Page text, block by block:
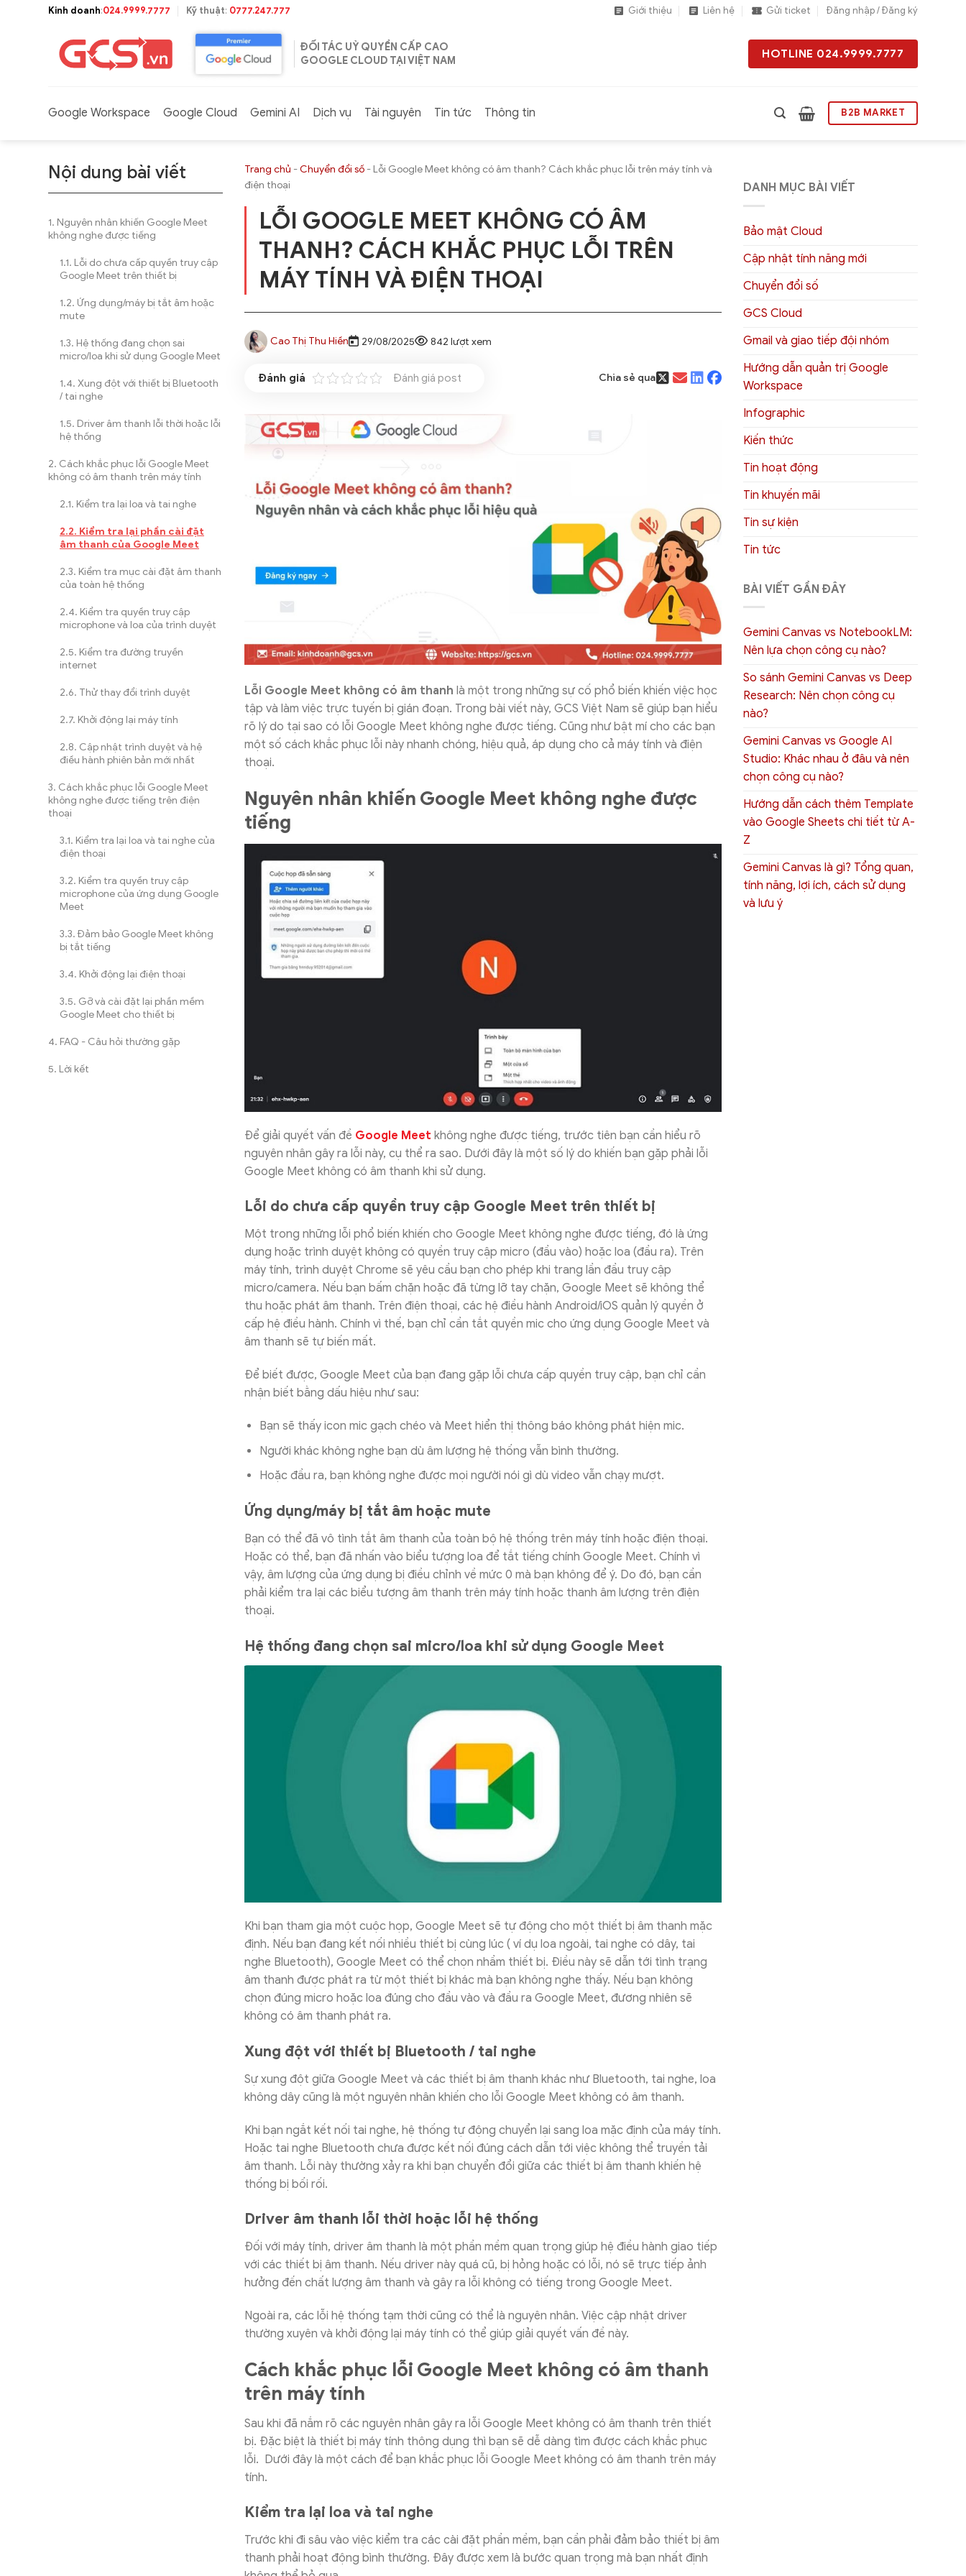
Kinh doanh:024.9999.7777 Kỹ thuật: 0777.247.777 Giới thiệu Liên hệ Gửi ticket Đăng nhập / Đăng ký
ĐỐI TÁC UỶ QUYỀN CẤP CAO
GOOGLE CLOUD TẠI VIỆT NAM
HOTLINE 024.9999.7777
Google Workspace Google Cloud Gemini AI Dịch vụ Tài nguyên Tin tức Thông tin B2B MARKET
Nội dung bài viết
Nguyên nhân khiến Google Meet
không nghe được tiếng
Lỗi do chưa cấp quyền truy cập
Google Meet trên thiết bị
Ứng dụng/máy bị tắt âm hoặc
mute
Hệ thống đang chọn sai
micro/loa khi sử dụng Google Meet
Xung đột với thiết bị Bluetooth
/ tai nghe
Driver âm thanh lỗi thời hoặc lỗi
hệ thống
Cách khắc phục lỗi Google Meet
không có âm thanh trên máy tính
Kiểm tra lại loa và tai nghe
Kiểm tra lại phần cài đặt
âm thanh của Google Meet
Kiểm tra mục cài đặt âm thanh
của toàn hệ thống
Kiểm tra quyền truy cập
microphone và loa của trình duyệt
Kiểm tra đường truyền
internet
Thử thay đổi trình duyệt
Khởi động lại máy tính
Cập nhật trình duyệt và hệ
điều hành phiên bản mới nhất
Cách khắc phục lỗi Google Meet
không nghe được tiếng trên điện
thoại
Kiểm tra lại loa và tai nghe của
điện thoại
Kiểm tra quyền truy cập
microphone của ứng dụng Google
Meet
Đảm bảo Google Meet không
bị tắt tiếng
Khởi động lại điện thoại
Gỡ và cài đặt lại phần mềm
Google Meet cho thiết bị
FAQ - Câu hỏi thường gặp
Lời kết
Trang chủ -Chuyển đổi số-Lỗi Google Meet không có âm thanh? Cách khắc phục lỗi trên máy tính và
điện thoại
LỖI GOOGLE MEET KHÔNG CÓ ÂM
THANH? CÁCH KHẮC PHỤC LỖI TRÊN
MÁY TÍNH VÀ ĐIỆN THOẠI
Cao Thị Thu Hiền 29/08/2025 842 lượt xem
Đánh giá post Chia sẻ qua
Lỗi Google Meet không có âm thanh là một trong những sự cố phổ biến khiến việc học
tập và làm việc trực tuyến bị gián đoạn. Trong bài viết này, GCS Việt Nam sẽ giúp bạn hiểu
rõ lý do tại sao có lỗi Google Meet không nghe được tiếng. Cũng như bật mí cho các bạn
một số cách khắc phục lỗi này nhanh chóng, hiệu quả, áp dụng cho cả máy tính và điện
thoại.
Nguyên nhân khiến Google Meet không nghe được
tiếng
Để giải quyết vấn đề Google Meet không nghe được tiếng, trước tiên bạn cần hiểu rõ
nguyên nhân gây ra lỗi này, cụ thể ra sao. Dưới đây là một số lý do khiến bạn gặp phải lỗi
Google Meet không có âm thanh khi sử dụng.
Lỗi do chưa cấp quyền truy cập Google Meet trên thiết bị
Một trong những lỗi phổ biến khiến cho Google Meet không nghe được tiếng, đó là ứng
dụng hoặc trình duyệt không có quyền truy cập micro (đầu vào) hoặc loa (đầu ra). Trên
máy tính, trình duyệt Chrome sẽ yêu cầu bạn cho phép khi trang lần đầu truy cập
micro/camera. Nếu bạn bấm chặn hoặc đã từng lỡ tay chặn, Google Meet sẽ không thể
thu hoặc phát âm thanh. Trên điện thoại, các hệ điều hành Android/iOS quản lý quyền ở
cấp hệ điều hành. Chính vì thế, bạn chỉ cần tắt quyền mic cho ứng dụng Google Meet và
âm thanh sẽ tự biến mất.
Để biết được, Google Meet của bạn đang gặp lỗi chưa cấp quyền truy cập, bạn chỉ cần
nhận biết bằng dấu hiệu như sau:
Bạn sẽ thấy icon mic gạch chéo và Meet hiển thị thông báo không phát hiện mic.
Người khác không nghe bạn dù âm lượng hệ thống vẫn bình thường.
Hoặc đầu ra, bạn không nghe được mọi người nói gì dù video vẫn chạy mượt.
Ứng dụng/máy bị tắt âm hoặc mute
Bạn có thể đã vô tình tắt âm thanh của toàn bộ hệ thống trên máy tính hoặc điện thoại.
Hoặc có thể, bạn đã nhấn vào biểu tượng loa để tắt tiếng chính Google Meet. Chính vì
vậy, âm lượng của ứng dụng bị điều chỉnh về mức 0 mà bạn không để ý. Do đó, bạn cần
phải kiểm tra lại các biểu tượng âm thanh trên máy tính hoặc thanh âm lượng trên điện
thoại.
Hệ thống đang chọn sai micro/loa khi sử dụng Google Meet
Khi bạn tham gia một cuộc họp, Google Meet sẽ tự động cho một thiết bị âm thanh mặc
định. Nếu bạn đang kết nối nhiều thiết bị cùng lúc ( ví dụ loa ngoài, tai nghe có dây, tai
nghe Bluetooth), Google Meet có thể chọn nhầm thiết bị. Điều này sẽ dẫn tới tình trạng
âm thanh được phát ra từ một thiết bị khác mà bạn không nghe thấy. Nếu bạn không
chọn đúng micro hoặc loa đúng cho đầu vào và đầu ra Google Meet, đương nhiên sẽ
không có âm thanh phát ra.
Xung đột với thiết bị Bluetooth / tai nghe
Sự xung đột giữa Google Meet và các thiết bị âm thanh khác như Bluetooth, tai nghe, loa
không dây cũng là một nguyên nhân khiến cho lỗi Google Meet không có âm thanh.
Khi bạn ngắt kết nối tai nghe, hệ thống tự động chuyển lại sang loa mặc định của máy tính.
Hoặc tai nghe Bluetooth chưa được kết nối đúng cách dẫn tới việc không thể truyền tải
âm thanh. Lỗi này thường xảy ra khi bạn chuyển đổi giữa các thiết bị âm thanh khiến hệ
thống bị bối rối.
Driver âm thanh lỗi thời hoặc lỗi hệ thống
Đối với máy tính, driver âm thanh là một phần mềm quan trọng giúp hệ điều hành giao tiếp
với các thiết bị âm thanh. Nếu driver này quá cũ, bị hỏng hoặc có lỗi, nó sẽ trực tiếp ảnh
hưởng đến chất lượng âm thanh và gây ra lỗi không có tiếng trong Google Meet.
Ngoài ra, các lỗi hệ thống tạm thời cũng có thể là nguyên nhân. Việc cập nhật driver
thường xuyên và khởi động lại máy tính có thể giúp giải quyết vấn đề này.
Cách khắc phục lỗi Google Meet không có âm thanh
trên máy tính
Sau khi đã nắm rõ các nguyên nhân gây ra lỗi Google Meet không có âm thanh trên thiết
bị. Đặc biệt là thiết bị máy tính thông dụng thì bạn sẽ dễ dàng tìm được cách khắc phục
lỗi. Dưới đây là một cách để bạn khắc phục lỗi Google Meet không có âm thanh trên máy
tính.
Kiểm tra lại loa và tai nghe
Trước khi đi sâu vào việc kiểm tra các cài đặt phần mềm, bạn cần phải đảm bảo thiết bị âm
thanh phải hoạt động bình thường. Đây được xem là bước quan trọng mà bạn nhất định
DANH MỤC BÀI VIẾT
Bảo mật Cloud
Cập nhật tính năng mới
Chuyển đổi số
GCS Cloud
Gmail và giao tiếp đội nhóm
Hướng dẫn quản trị Google
Workspace
Infographic
Kiến thức
Tin hoạt động
Tin khuyến mãi
Tin sự kiện
Tin tức
BÀI VIẾT GẦN ĐÂY
Gemini Canvas vs NotebookLM:
Nên lựa chọn công cụ nào?
So sánh Gemini Canvas vs Deep
Research: Nên chọn công cụ
nào?
Gemini Canvas vs Google AI
Studio: Khác nhau ở đâu và nên
chọn công cụ nào?
Hướng dẫn cách thêm Template
vào Google Sheets chi tiết từ A-
Z
Gemini Canvas là gì? Tổng quan,
tính năng, lợi ích, cách sử dụng
và lưu ý